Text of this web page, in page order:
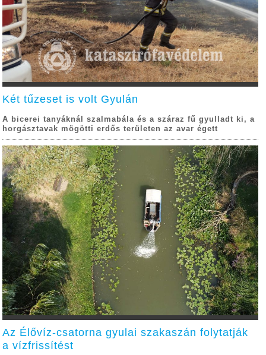
Két tűzeset is volt Gyulán
A bicerei tanyáknál szalmabála és a száraz fű gyulladt ki, a
horgásztavak mögötti erdős területen az avar égett
Az Élővíz-csatorna gyulai szakaszán folytatják
a vízfrissítést